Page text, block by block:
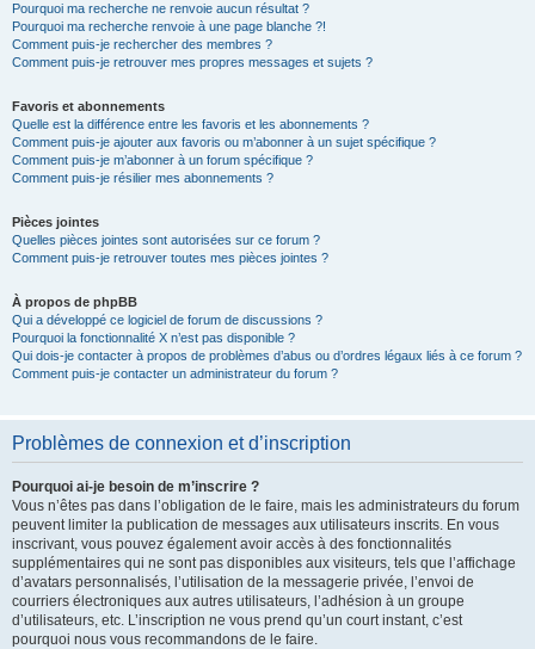
Pourquoi ma recherche ne renvoie aucun résultat ?
Pourquoi ma recherche renvoie à une page blanche ?!
Comment puis-je rechercher des membres ?
Comment puis-je retrouver mes propres messages et sujets ?
Favoris et abonnements
Quelle est la différence entre les favoris et les abonnements ?
Comment puis-je ajouter aux favoris ou m’abonner à un sujet spécifique ?
Comment puis-je m’abonner à un forum spécifique ?
Comment puis-je résilier mes abonnements ?
Pièces jointes
Quelles pièces jointes sont autorisées sur ce forum ?
Comment puis-je retrouver toutes mes pièces jointes ?
À propos de phpBB
Qui a développé ce logiciel de forum de discussions ?
Pourquoi la fonctionnalité X n’est pas disponible ?
Qui dois-je contacter à propos de problèmes d’abus ou d’ordres légaux liés à ce forum ?
Comment puis-je contacter un administrateur du forum ?
Problèmes de connexion et d’inscription
Pourquoi ai-je besoin de m’inscrire ?
Vous n’êtes pas dans l’obligation de le faire, mais les administrateurs du forum
peuvent limiter la publication de messages aux utilisateurs inscrits. En vous
inscrivant, vous pouvez également avoir accès à des fonctionnalités
supplémentaires qui ne sont pas disponibles aux visiteurs, tels que l’affichage
d’avatars personnalisés, l’utilisation de la messagerie privée, l’envoi de
courriers électroniques aux autres utilisateurs, l’adhésion à un groupe
d’utilisateurs, etc. L’inscription ne vous prend qu’un court instant, c’est
pourquoi nous vous recommandons de le faire.